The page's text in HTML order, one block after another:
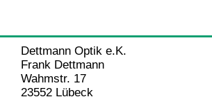
Dettmann Optik e.K.
Frank Dettmann
Wahmstr. 17
23552 Lübeck